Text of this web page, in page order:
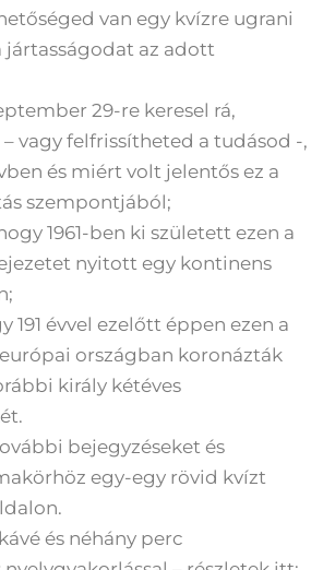
van egy kvízre ugrani
jártasságodat az adott
29-re keresel rá,
vagy felfrissítheted a tudásod -,
és miért volt jelentős ez a
szempontjából;
1961-ben ki született ezen a
nyitott egy kontinens
191 évvel ezelőtt éppen ezen a
országban koronázták
király kétéves
bejegyzéseket és
egy-egy rövid kvízt
és néhány perc